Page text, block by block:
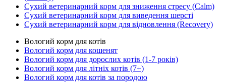
Сухий ветеринарний корм для зниження стресу (Calm)
Сухий ветеринарний корм для виведення шерсті
Сухий ветеринарний корм для відновлення (Recovery)
Вологий корм для котів
Вологий корм для кошенят
Вологий корм для дорослих котів (1-7 років)
Вологий корм для літніх котів (7+)
Вологий корм для котів за породою